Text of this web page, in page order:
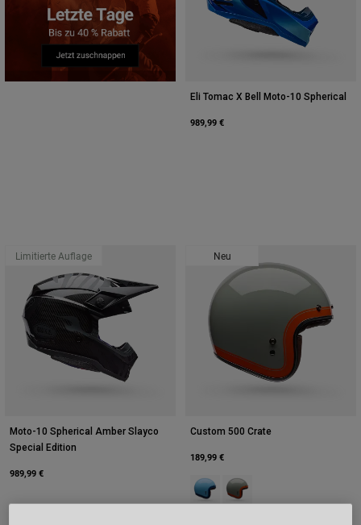
Eli Tomac X Bell Moto-10 Spherical
989,99 €
Limitierte Auflage
Moto-10 Spherical Amber Slayco
Special Edition
989,99 €
Neu
Custom 500 Crate
189,99 €
Product swatch type of Eisiges
Product swatch type of